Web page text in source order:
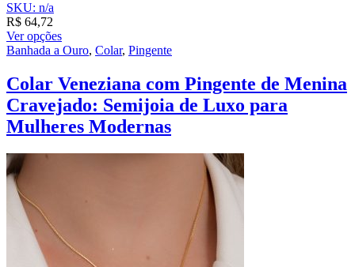
SKU: n/a
R$ 64,72
Ver opções
Banhada a Ouro, Colar, Pingente
Colar Veneziana com Pingente de Menina
Cravejado: Semijoia de Luxo para
Mulheres Modernas